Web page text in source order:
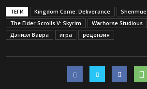
ТЕГИ Kingdom Come: Deliverance
Shenmue
The Elder Scrolls V: Skyrim
Warhorse Studious
Дэниэл Вавра
игра рецензия